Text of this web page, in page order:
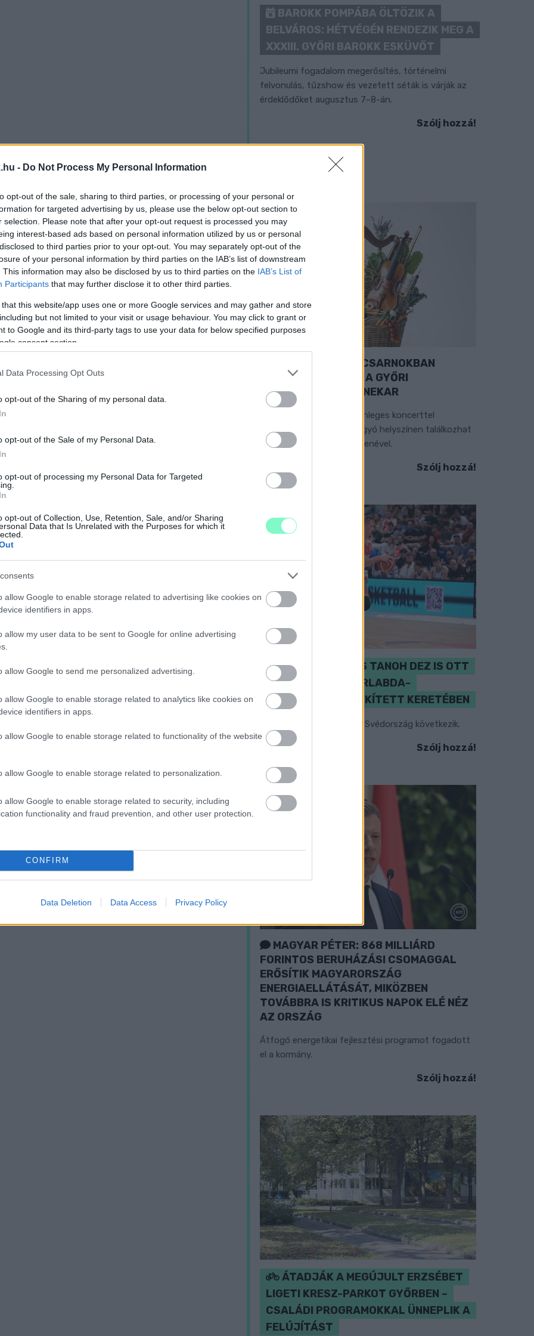
- Do Not Process My Personal Information
opt-out of the sale, sharing to third parties, or processing of your personal or
for targeted advertising by us, please use the below opt-out section to
selection. Please note that after your opt-out request is processed you may
interest-based ads based on personal information utilized by us or personal
to third parties prior to your opt-out. You may separately opt-out of the
of your personal information by third parties on the IAB’s list of downstream
This information may also be disclosed by us to third parties on the IAB’s List of
Participants that may further disclose it to other third parties.
that this website/app uses one or more Google services and may gather and store
but not limited to your visit or usage behaviour. You may click to grant or
to Google and its third-party tags to use your data for below specified purposes
consent section.
Data Processing Opt Outs
opt-out of the Sharing of my personal data.
opt-out of the Sale of my Personal Data.
opt-out of processing my Personal Data for Targeted
opt-out of Collection, Use, Retention, Sale, and/or Sharing
Data that Is Unrelated with the Purposes for which it
allow Google to enable storage related to advertising like cookies on
identifiers in apps.
allow my user data to be sent to Google for online advertising
allow Google to send me personalized advertising.
allow Google to enable storage related to analytics like cookies on
identifiers in apps.
allow Google to enable storage related to functionality of the website
allow Google to enable storage related to personalization.
allow Google to enable storage related to security, including
functionality and fraud prevention, and other user protection.
CONFIRM
Data Deletion Data Access Privacy Policy
BAROKK POMPÁBA ÖLTÖZIK A
BELVÁROS: HÉTVÉGÉN RENDEZIK MEG A
XXXIII. GYŐRI BAROKK ESKÜVŐT
Jubileumi fogadalom megerősítés, történelmi
felvonulás, tűzshow és vezetett séták is várják az
érdeklődőket augusztus 7–8-án.
Szólj hozzá!
EXTRA: A VÁSÁRCSARNOKBAN
NYITJA ÚJ ÉVADÁT A GYŐRI
FILHARMONIKUS ZENEKAR
A „Zenélő piac” című különleges koncerttel
szeptember 7-én rendhagyó helyszínen találkozhat
a közönség a klasszikus zenével.
Szólj hozzá!
PERL, VÁRADI ÉS TANOH DEZ IS OTT
VAN A FÉRFI KOSÁRLABDA-
VÁLOGATOTT SZŰKÍTETT KERETÉBEN
Észtország, Szlovénia és Svédország következik.
Szólj hozzá!
MAGYAR PÉTER: 868 MILLIÁRD
FORINTOS BERUHÁZÁSI CSOMAGGAL
ERŐSÍTIK MAGYARORSZÁG
ENERGIAELLÁTÁSÁT, MIKÖZBEN
TOVÁBBRA IS KRITIKUS NAPOK ELÉ NÉZ
AZ ORSZÁG
Átfogó energetikai fejlesztési programot fogadott
el a kormány.
Szólj hozzá!
ÁTADJÁK A MEGÚJULT ERZSÉBET
LIGETI KRESZ-PARKOT GYŐRBEN –
CSALÁDI PROGRAMOKKAL ÜNNEPLIK A
FELÚJÍTÁST